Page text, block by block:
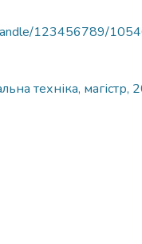
123456789/
техніка, магістр,